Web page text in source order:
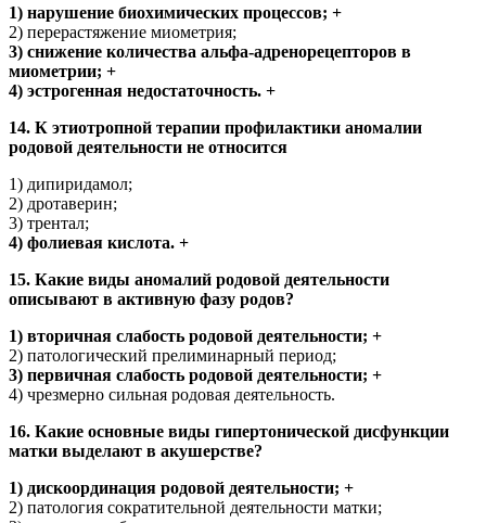
1) нарушение биохимических процессов; +
2) перерастяжение миометрия;
3) снижение количества альфа-адренорецепторов в
миометрии; +
4) эстрогенная недостаточность. +
14. К этиотропной терапии профилактики аномалии
родовой деятельности не относится
1) дипиридамол;
2) дротаверин;
3) трентал;
4) фолиевая кислота. +
15. Какие виды аномалий родовой деятельности
описывают в активную фазу родов?
1) вторичная слабость родовой деятельности; +
2) патологический прелиминарный период;
3) первичная слабость родовой деятельности; +
4) чрезмерно сильная родовая деятельность.
16. Какие основные виды гипертонической дисфункции
матки выделают в акушерстве?
1) дискоординация родовой деятельности; +
2) патология сократительной деятельности матки;